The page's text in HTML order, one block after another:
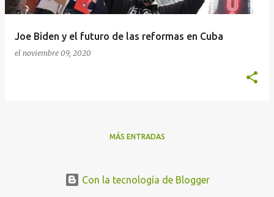
Joe Biden y el futuro de las reformas en Cuba
el noviembre 09, 2020
MÁS ENTRADAS
Con la tecnología de Blogger